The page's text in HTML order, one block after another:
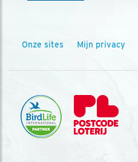
Onze sites Mijn privacy